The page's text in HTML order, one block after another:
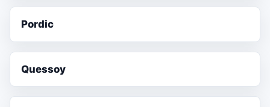
Pordic
Quessoy